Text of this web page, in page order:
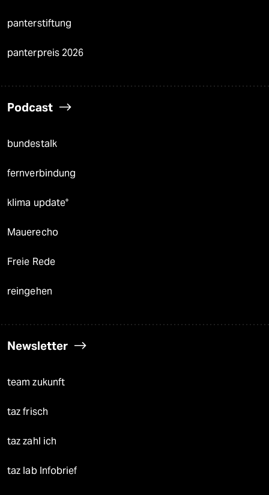
panterstiftung
panterpreis 2026
Podcast
bundestalk
fernverbindung
klima update°
Mauerecho
Freie Rede
reingehen
Newsletter
team zukunft
taz frisch
taz zahl ich
taz lab Infobrief